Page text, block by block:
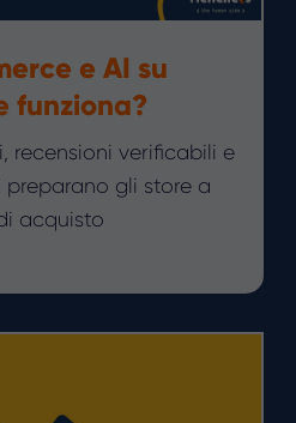
e AI su
funziona?
recensioni verificabili e
gli store a
acquisto